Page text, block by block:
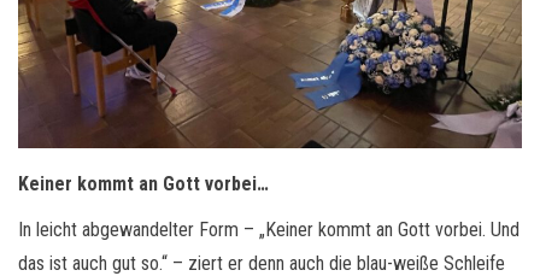
Keiner kommt an Gott vorbei…
In leicht abgewandelter Form – „Keiner kommt an Gott vorbei. Und
das ist auch gut so.“ – ziert er denn auch die blau-weiße Schleife